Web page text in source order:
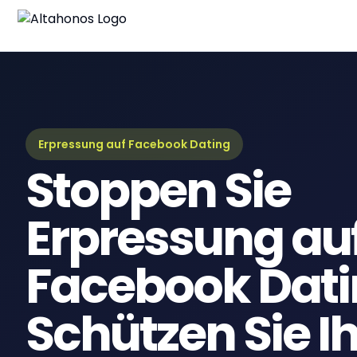
Erpressung auf Facebook Dating
Stoppen Sie
Erpressung
Facebook
Schützen Sie